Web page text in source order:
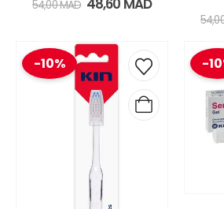
54,00MAD 48,60 MAD
-10% -